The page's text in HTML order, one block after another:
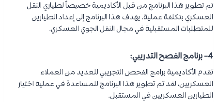
تم تطوير هذا البرنامج من قبل الأكاديمية خصيصاً لطياري النقل
العسكري بتكلفة عملية، يهدف هذا البرنامج إلى إعداد الطيارين
للمتطلبات المستقبلية في مجال النقل الجوي العسكري.
4- برنامج الفصح التدريبي:
تقدم الأكاديمية برامج الفحص التجريبي للعديد من العملاء
العسكريين، لقد تم تطوير هذا البرنامج للمساعدة في عملية اختيار
الطيارين العسكريين في المستقبل.